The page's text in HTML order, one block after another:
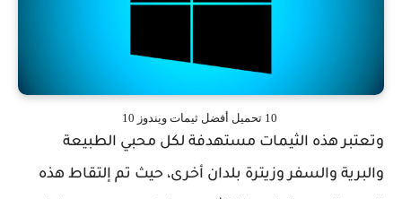
وتعتبر هذه الثيمات مستهدفة لكل محبي الطبيعة
والبرية والسفر وزيترة بلدان أخرى، حيث تم إلتقاط هذه